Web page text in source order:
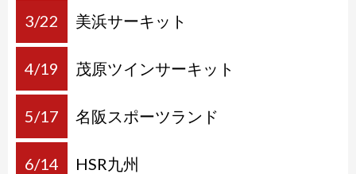
3/22 美浜サーキット
4/19 茂原ツインサーキット
5/17 名阪スポーツランド
6/14 HSR九州